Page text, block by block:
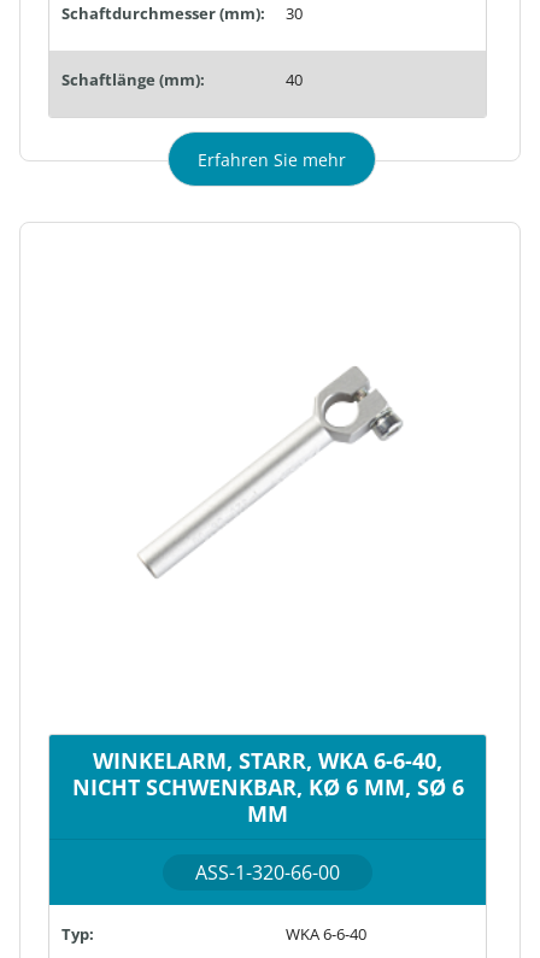
Schaftdurchmesser (mm): 30
Schaftlänge (mm): 40
Erfahren Sie mehr
WINKELARM, STARR, WKA 6-6-40,
NICHT SCHWENKBAR, KØ 6 MM, SØ 6
MM
ASS-1-320-66-00
Typ: WKA 6-6-40